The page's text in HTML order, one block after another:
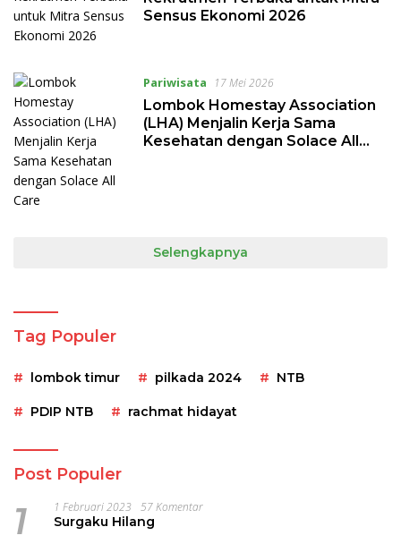
Sensus Ekonomi 2026
Pariwisata 17 Mei 2026
Lombok Homestay Association
(LHA) Menjalin Kerja Sama
Kesehatan dengan Solace All
Selengkapnya
Tag Populer
lombok timur pilkada 2024 NTB
PDIP NTB rachmat hidayat
Post Populer
1 1 Februari 2023 57 Komentar
Surgaku Hilang